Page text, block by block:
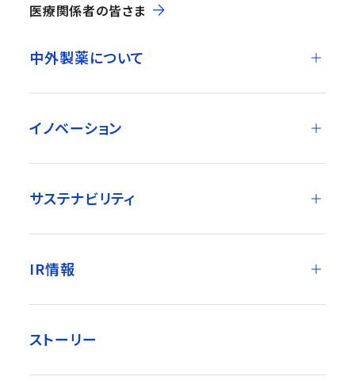
医療関係者の皆さま
中外製薬について
イノベーション
サステナビリティ
IR情報
ストーリー